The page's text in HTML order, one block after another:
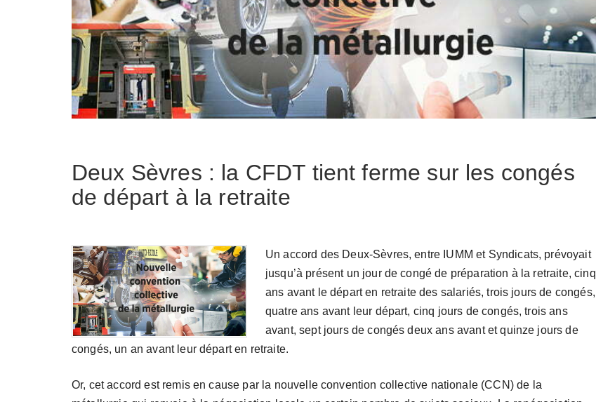
Deux Sèvres : la CFDT tient ferme sur les congés
de départ à la retraite
Un accord des Deux-Sèvres, entre IUMM et Syndicats, prévoyait
jusqu’à présent un jour de congé de préparation à la retraite, cinq
ans avant le départ en retraite des salariés, trois jours de congés,
quatre ans avant leur départ, cinq jours de congés, trois ans
avant, sept jours de congés deux ans avant et quinze jours de
congés, un an avant leur départ en retraite.
Or, cet accord est remis en cause par la nouvelle convention collective nationale (CCN) de la